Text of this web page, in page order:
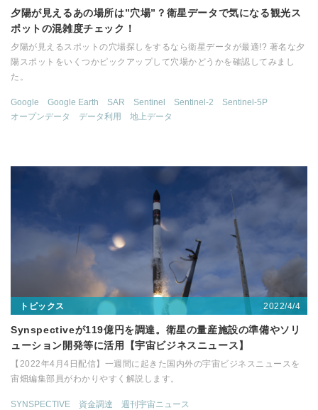
夕陽が見えるあの場所は”穴場”？衛星データで気になる観光ス
ポットの混雑度チェック！
夕陽が見えるスポットの穴場探しをするなら衛星データが最適!? 著名な夕
陽スポットをいくつかピックアップして穴場かどうかを確認してみまし
た。
Google Google Earth SAR Sentinel Sentinel-2
Sentinel-5P
オープンデータ
データ利用 地上データ
トピックス 2022/4/4
Synspectiveが119億円を調達。衛星の量産施設の準備やソリ
ューション開発等に活用【宇宙ビジネスニュース】
【2022年4月4日配信】一週間に起きた国内外の宇宙ビジネスニュースを
宙畑編集部員がわかりやすく解説します。
SYNSPECTIVE 資金調達 週刊宇宙ニュース